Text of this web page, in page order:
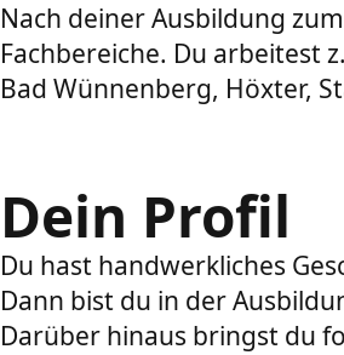
Nach deiner Ausbildung
Fachbereiche. Du arbeitest
Bad Wünnenberg, Höxter,
Dein Profil
Du hast handwerkliches
Dann bist du in der
Darüber hinaus bringst du